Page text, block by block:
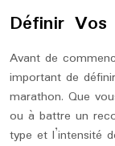
Définir
Avant de
important de
marathon. Que
ou à battre un
type et l’intensité